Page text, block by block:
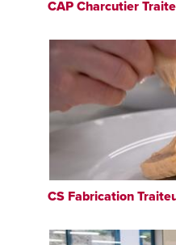
CAP Charcutier
CS Fabrication